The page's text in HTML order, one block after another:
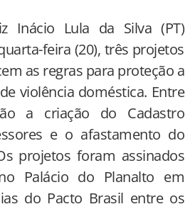
Inácio Lula da Silva (PT)
feira (20), três projetos
as regras para proteção a
violência doméstica. Entre
a criação do Cadastro
e o afastamento do
projetos foram assinados
Palácio do Planalto em
do Pacto Brasil entre os